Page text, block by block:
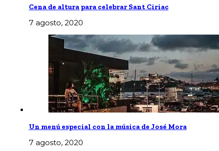
Cena de altura para celebrar Sant Ciriac
7 agosto, 2020
Un menú especial con la música de José Mora
7 agosto, 2020